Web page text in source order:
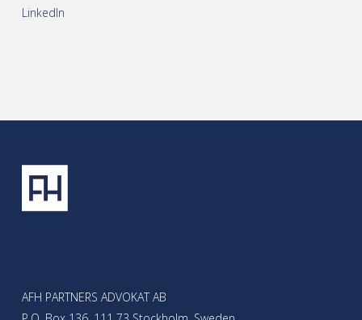
LinkedIn
AFH PARTNERS ADVOKAT AB